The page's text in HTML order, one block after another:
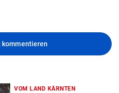
kommentieren
VOM LAND KÄRNTEN